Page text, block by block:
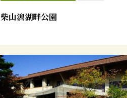
柴山潟湖畔公園